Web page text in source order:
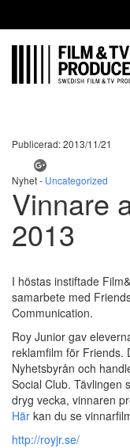
Publicerad: 2013/11/21
Nyhet - Uncategorized
Vinnare
2013
I höstas instiftade
samarbete med
Communication.
Roy Junior gav
reklamfilm för Friends.
Nyhetsbyrån och
Social Club. Tävlingen
dryg vecka, vinnaren
Här kan du se
http://royjr.se/